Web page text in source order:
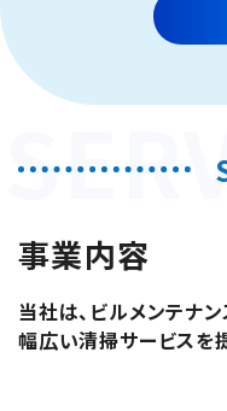
事業内容
当社は、ビルメンテナ
幅広い清掃サービスを